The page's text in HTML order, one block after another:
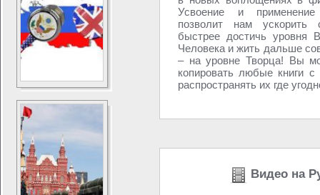
Усвоение и
позволит нам ускорить
быстрее достичь уровня
Человека и жить дальше
– на уровне Творца! Вы
копировать любые книги с
распространять их где
Видео на